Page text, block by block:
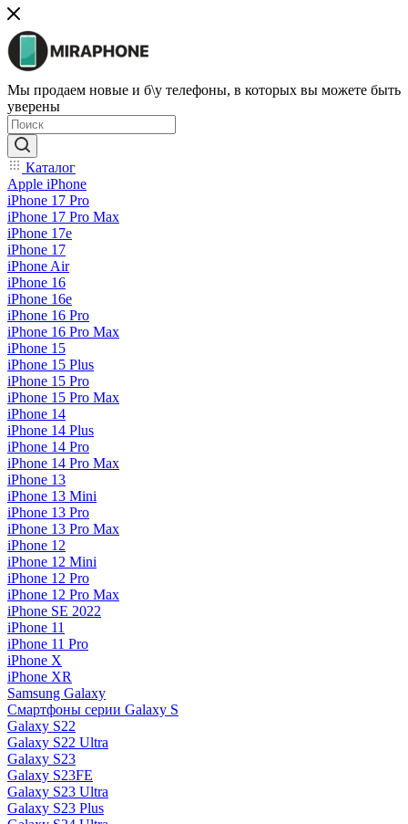
Мы продаем новые и б\у телефоны, в которых вы можете быть
уверены
Каталог
Apple iPhone
iPhone 17 Pro
iPhone 17 Pro Max
iPhone 17e
iPhone 17
iPhone Air
iPhone 16
iPhone 16e
iPhone 16 Pro
iPhone 16 Pro Max
iPhone 15
iPhone 15 Plus
iPhone 15 Pro
iPhone 15 Pro Max
iPhone 14
iPhone 14 Plus
iPhone 14 Pro
iPhone 14 Pro Max
iPhone 13
iPhone 13 Mini
iPhone 13 Pro
iPhone 13 Pro Max
iPhone 12
iPhone 12 Mini
iPhone 12 Pro
iPhone 12 Pro Max
iPhone SE 2022
iPhone 11
iPhone 11 Pro
iPhone X
iPhone XR
Samsung Galaxy
Смартфоны серии Galaxy S
Galaxy S22
Galaxy S22 Ultra
Galaxy S23
Galaxy S23FE
Galaxy S23 Ultra
Galaxy S23 Plus